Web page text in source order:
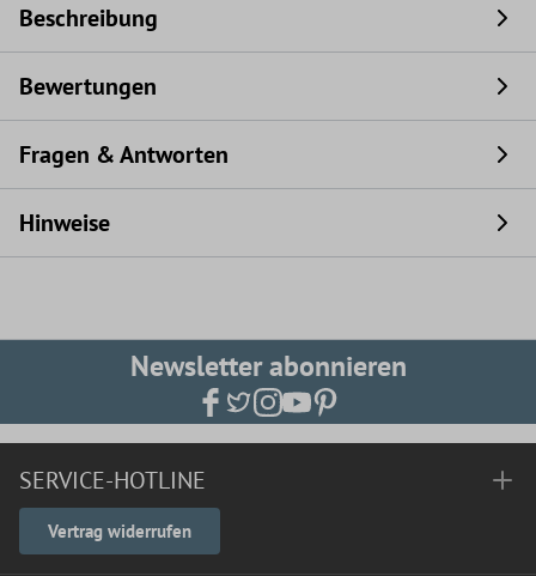
Beschreibung
Bewertungen
Fragen & Antworten
Hinweise
Newsletter abonnieren
SERVICE-HOTLINE
Vertrag widerrufen